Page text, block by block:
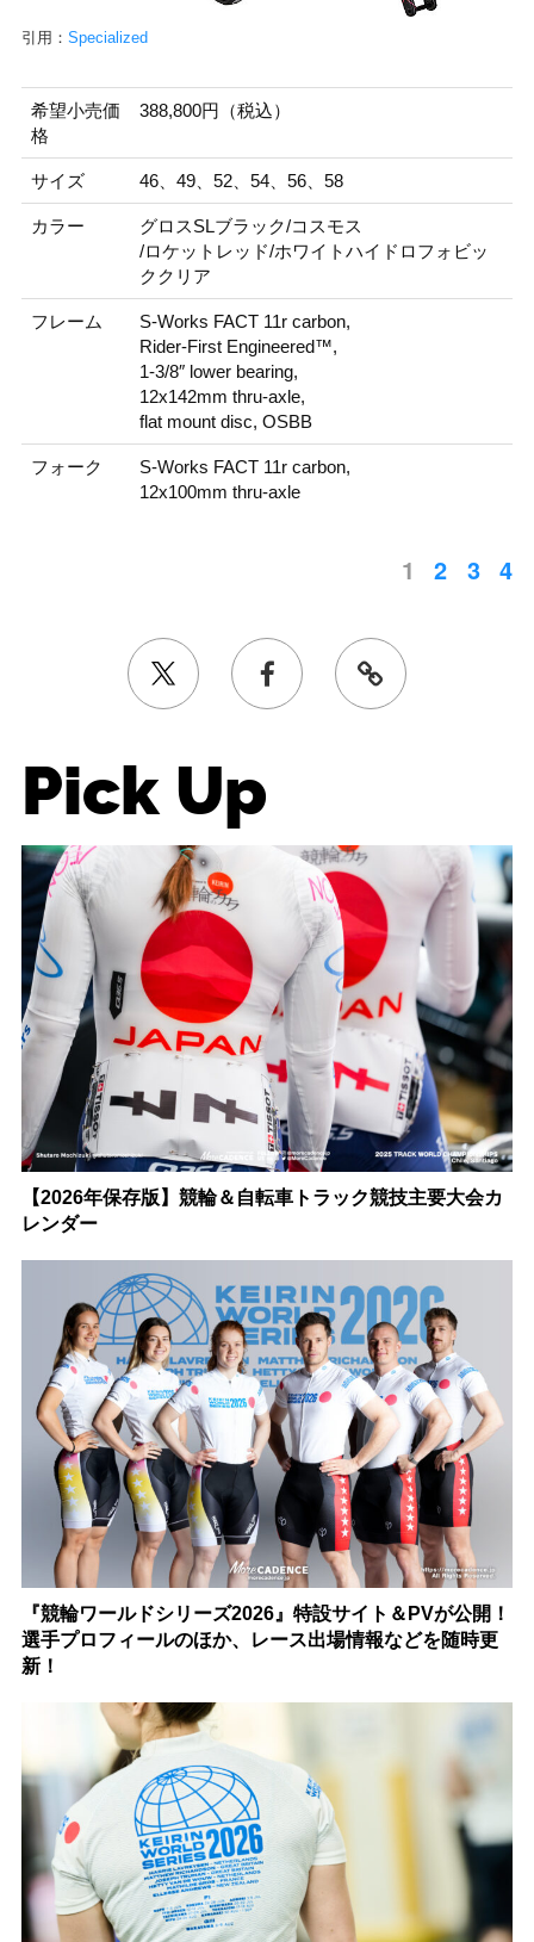
引用： Specialized
希望小売価
格
388,800円（税込）
サイズ 46、49、52、54、56、58
カラー
グロスSLブラック/コスモス
/ロケットレッド/ホワイトハイドロフォビッ
ククリア
フレーム
S-Works FACT 11r carbon,
Rider-First Engineered™,
1-3/8″ lower bearing,
12x142mm thru-axle,
flat mount disc, OSBB
フォーク
S-Works FACT 11r carbon,
12x100mm thru-axle
1 2 3 4
Pick Up
【2026年保存版】競輪＆自転車トラック競技主要大会カ
レンダー
『競輪ワールドシリーズ2026』特設サイト＆PVが公開！
選手プロフィールのほか、レース出場情報などを随時更
新！